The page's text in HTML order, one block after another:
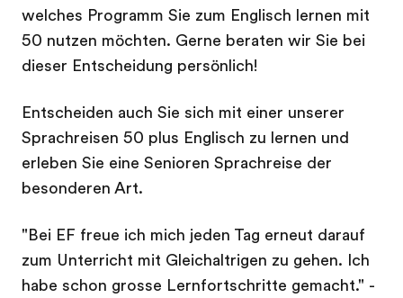
welches Programm Sie zum Englisch lernen mit
50 nutzen möchten. Gerne beraten wir Sie bei
dieser Entscheidung persönlich!
Entscheiden auch Sie sich mit einer unserer
Sprachreisen 50 plus Englisch zu lernen und
erleben Sie eine Senioren Sprachreise der
besonderen Art.
"Bei EF freue ich mich jeden Tag erneut darauf
zum Unterricht mit Gleichaltrigen zu gehen. Ich
habe schon grosse Lernfortschritte gemacht." -